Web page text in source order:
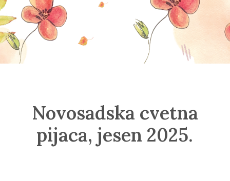
Novosadska cvetna
pijaca, jesen 2025.